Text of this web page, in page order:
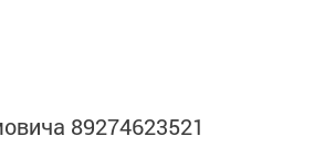
89274623521